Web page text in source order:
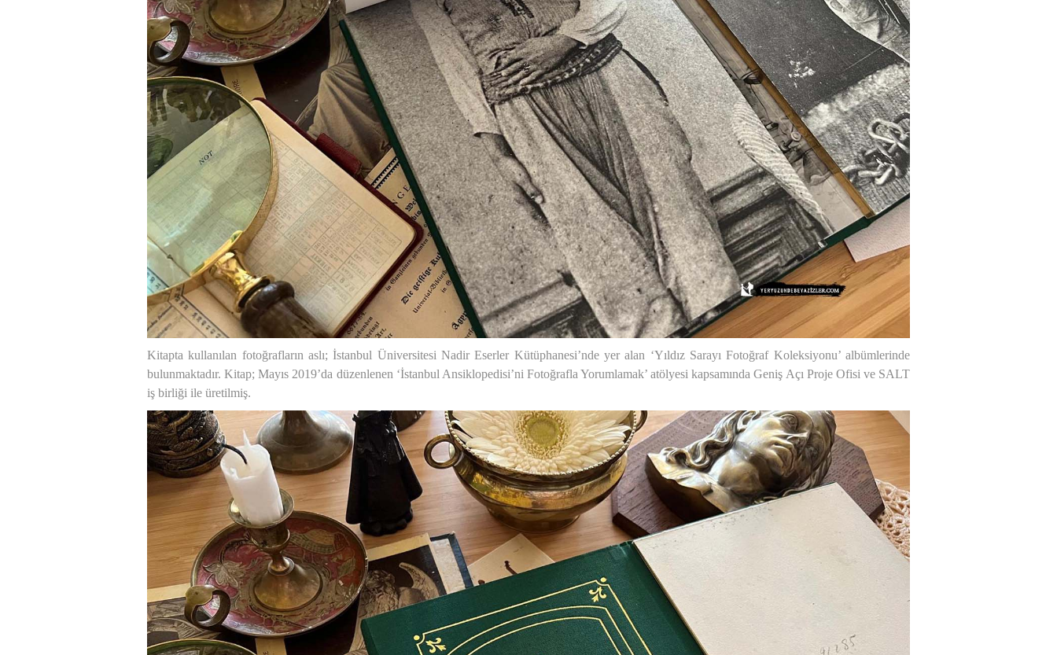
Kitapta kullanılan fotoğrafların aslı; İstanbul Üniversitesi Nadir Eserler Kütüphanesi’nde yer alan ‘Yıldız Sarayı Fotoğraf Koleksiyonu’ albümlerinde
bulunmaktadır. Kitap; Mayıs 2019’da düzenlenen ‘İstanbul Ansiklopedisi’ni Fotoğrafla Yorumlamak’ atölyesi kapsamında Geniş Açı Proje Ofisi ve SALT
iş birliği ile üretilmiş.